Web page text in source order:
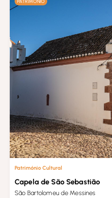
PATRIMÓNIO
Património Cultural
Capela de São Sebastião
São Bartolomeu de Messines